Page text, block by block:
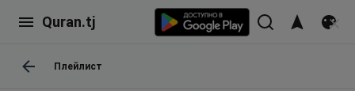
Quran.tj
Плейлист